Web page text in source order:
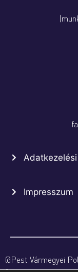
Impresszum
@Pest Vármegyei